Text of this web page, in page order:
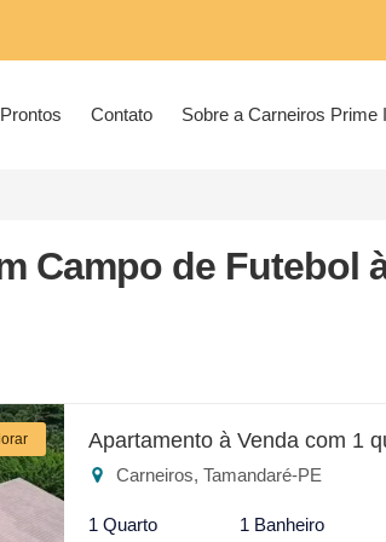
Contato Sobre a Carneiros Prime
Campo de Futebol
Apartamento à Venda com 1
Carneiros, Tamandaré-PE
1 Quarto 1 Banheiro